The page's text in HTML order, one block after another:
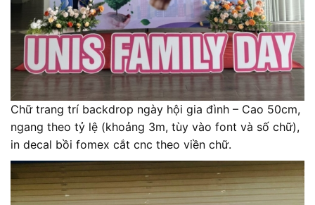
Chữ trang trí backdrop ngày hội gia đình – Cao 50cm,
ngang theo tỷ lệ (khoảng 3m, tùy vào font và số chữ),
in decal bồi fomex cắt cnc theo viền chữ.